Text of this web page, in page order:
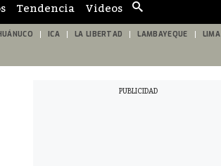
de
búsqueda
Tendencia Videos
ICA LA LIBERTAD LAMBAYEQUE LIMA